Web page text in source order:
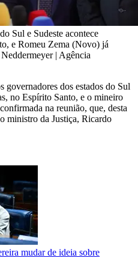
Sul e Sudeste acontece
e Romeu Zema (Novo) já
| Agência
dos estados do Sul
no Espírito Santo, e o mineiro
na reunião, que, desta
ministro da Justiça, Ricardo
mudar de ideia sobre